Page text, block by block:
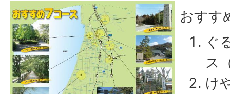
おすす
ぐ
ス
け